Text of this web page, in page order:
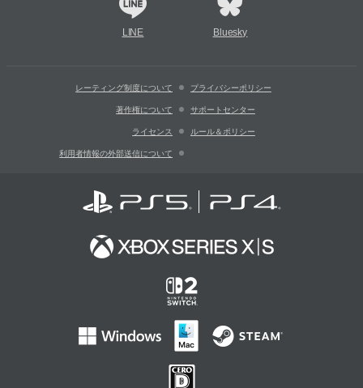
LINE Bluesky
レーティング制度について プライバシーポリシー
著作権について サポートセンター
ライセンス ルール＆ポリシー
利用者情報の外部送信について